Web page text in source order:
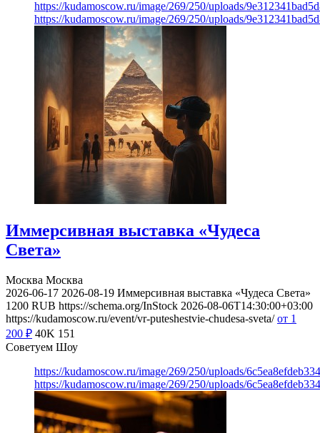
https://kudamoscow.ru/image/269/250/uploads/
https://kudamoscow.ru/image/269/250/uploads/
Иммерсивная выставка «Чудеса
Света»
Москва Москва
2026-06-17 2026-08-19 Иммерсивная выставка «Чудеса Света»
1200 RUB https://schema.org/InStock 2026-08-06T14:30:00+03:00
https://kudamoscow.ru/event/vr-puteshestvie-chudesa-sveta/ от 1
200 ₽ 40K 151
Советуем Шоу
https://kudamoscow.ru/image/269/250/uploads/
https://kudamoscow.ru/image/269/250/uploads/